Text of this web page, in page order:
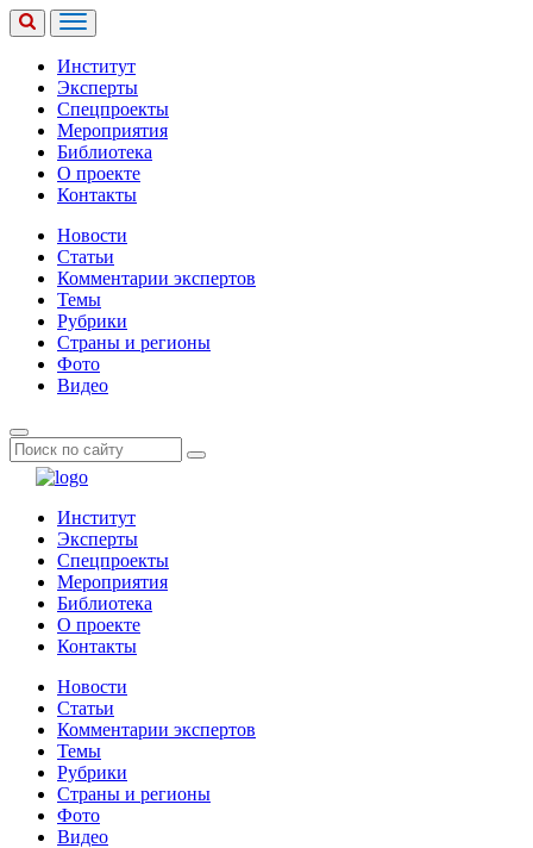
Институт
Эксперты
Спецпроекты
Мероприятия
Библиотека
О проекте
Контакты
Новости
Статьи
Комментарии экспертов
Темы
Рубрики
Страны и регионы
Фото
Видео
Институт
Эксперты
Спецпроекты
Мероприятия
Библиотека
О проекте
Контакты
Новости
Статьи
Комментарии экспертов
Темы
Рубрики
Страны и регионы
Фото
Видео